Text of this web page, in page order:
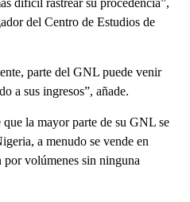
del Centro de Estudios de
parte del GNL puede venir
a sus ingresos”, añade.
la mayor parte de su GNL se
a menudo se vende en
por volúmenes sin ninguna